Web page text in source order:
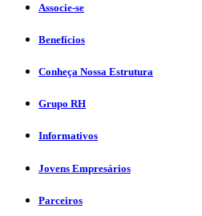
Associe-se
Benefícios
Conheça Nossa Estrutura
Grupo RH
Informativos
Jovens Empresários
Parceiros